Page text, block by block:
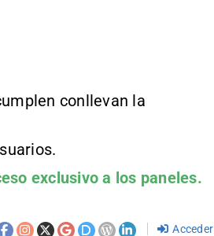
conllevan la
exclusivo a los paneles.
Acceder